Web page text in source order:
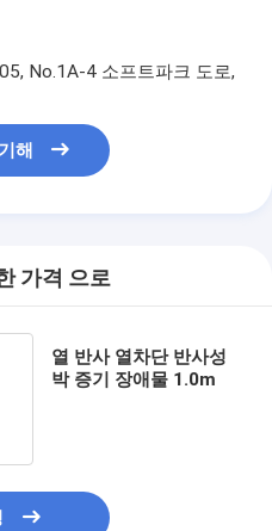
No.1A-4 소프트파크 도로,
해
가격 으로
열 반사 열차단 반사성
박 증기 장애물 1.0m